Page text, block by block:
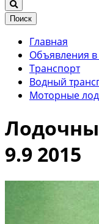
Поиск
Главная
Объявления
Транспорт
Водный
Моторные
9.9 2015